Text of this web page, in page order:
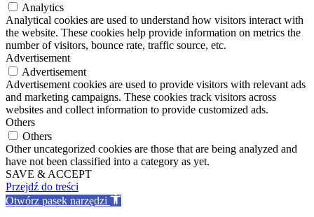
Analytics
Analytical cookies are used to understand how visitors interact with
the website. These cookies help provide information on metrics the
number of visitors, bounce rate, traffic source, etc.
Advertisement
Advertisement
Advertisement cookies are used to provide visitors with relevant ads
and marketing campaigns. These cookies track visitors across
websites and collect information to provide customized ads.
Others
Others
Other uncategorized cookies are those that are being analyzed and
have not been classified into a category as yet.
SAVE & ACCEPT
Przejdź do treści
Otwórz pasek narzędzi